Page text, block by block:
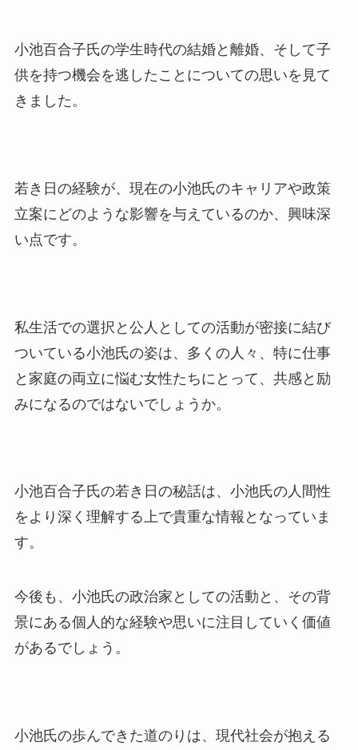
小池百合子氏の学生時代の結婚と離婚、そして子
供を持つ機会を逃したことについての思いを見て
きました。
若き日の経験が、現在の小池氏のキャリアや政策
立案にどのような影響を与えているのか、興味深
い点です。
私生活での選択と公人としての活動が密接に結び
ついている小池氏の姿は、多くの人々、特に仕事
と家庭の両立に悩む女性たちにとって、共感と励
みになるのではないでしょうか。
小池百合子氏の若き日の秘話は、小池氏の人間性
をより深く理解する上で貴重な情報となっていま
す。
今後も、小池氏の政治家としての活動と、その背
景にある個人的な経験や思いに注目していく価値
があるでしょう。
小池氏の歩んできた道のりは、現代社会が抱える